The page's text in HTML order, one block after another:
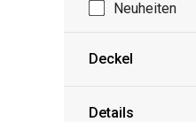
Neuheiten
Deckel
Details